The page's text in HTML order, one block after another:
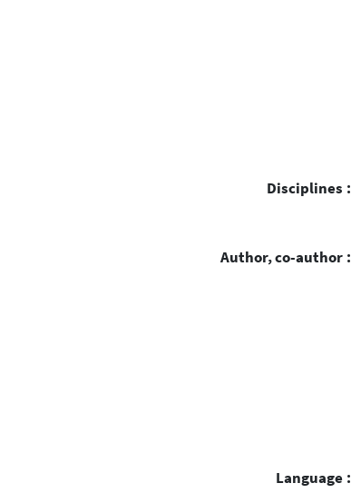
Disciplines :
Author, co-author :
Language :